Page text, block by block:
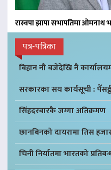
रास्वपा झापा सभापतिमा ओमनाथ
पत्र-पत्रिका
बिहान नौ बजेदेखि नै
सरकारका सय कार्यसूची :
सिंहदरबारकै जग्गा अतिक्रमण
छानबिनको दायरामा तिस
चिनी निर्यातमा भारतको